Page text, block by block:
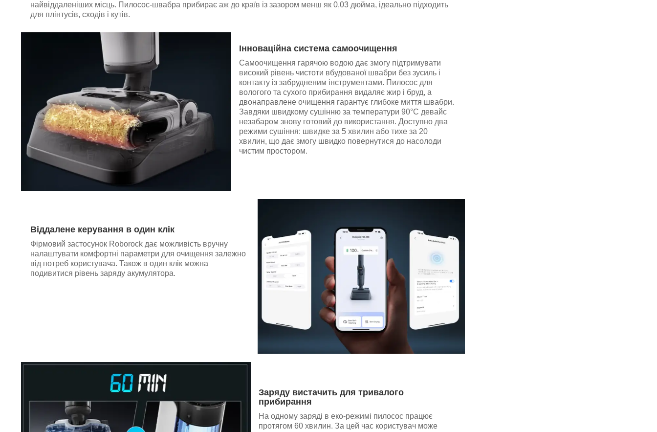
найвіддаленіших місць. Пилосос-швабра прибирає аж до країв із зазором менш як 0,03 дюйма, ідеально підходить
для плінтусів, сходів і кутів.
Інноваційна система самоочищення
Самоочищення гарячою водою дає змогу підтримувати
високий рівень чистоти вбудованої швабри без зусиль і
контакту із забрудненим інструментами. Пилосос для
вологого та сухого прибирання видаляє жир і бруд, а
двонаправлене очищення гарантує глибоке миття швабри.
Завдяки швидкому сушінню за температури 90°C девайс
незабаром знову готовий до використання. Доступно два
режими сушіння: швидке за 5 хвилин або тихе за 20
хвилин, що дає змогу швидко повернутися до насолоди
чистим простором.
Віддалене керування в один клік
Фірмовий застосунок Roborock дає можливість вручну
налаштувати комфортні параметри для очищення залежно
від потреб користувача. Також в один клік можна
подивитися рівень заряду акумулятора.
Заряду вистачить для тривалого
прибирання
На одному заряді в еко-режимі пилосос працює
протягом 60 хвилин. За цей час користувач може